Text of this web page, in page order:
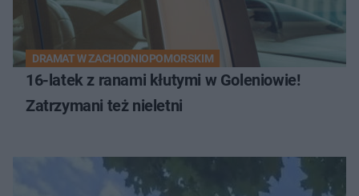
DRAMAT W ZACHODNIOPOMORSKIM
16-latek z ranami kłutymi w Goleniowie!
Zatrzymani też nieletni